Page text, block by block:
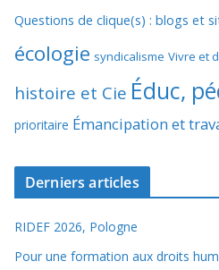
Questions de clique(s) : blogs et
écologie syndicalisme Vivre et
histoire et Cie Éduc,
prioritaire Émancipation et
Derniers articles
RIDEF 2026, Pologne
Pour une formation aux droits